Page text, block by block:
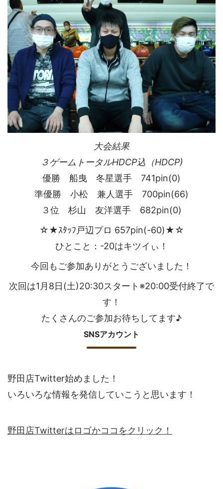
大会結果
３ゲームトータルHDCP込（HDCP)
優勝 船曳 冬星選手 741pin(0)
準優勝 小松 兼人選手 700pin(66)
３位 杉山 友洋選手 682pin(0)
☆★ｽﾀｯﾌ戸辺プロ 657pin(-60)★☆
ひとこと：-20はキツイぃ！
今回もご参加ありがとうございました！
次回は1月8日(土)20:30スタート※20:00受付終了で
す！
たくさんのご参加お待ちしてます♪
SNSアカウント
野田店Twitter始めました！
いろいろな情報を発信していこうと思います！
野田店Twitterはロゴかココをクリック！